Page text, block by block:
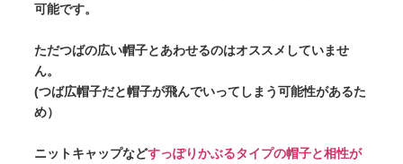
可能です。
ただつばの広い帽子とあわせるのはオススメしていませ
ん。
(つば広帽子だと帽子が飛んでいってしまう可能性があるた
め）
ニットキャップなどすっぽりかぶるタイプの帽子と相性が